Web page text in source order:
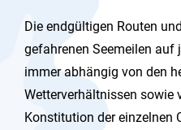
Die endgültigen Routen
gefahrenen Seemeilen auf
immer abhängig von den
Wetterverhältnissen sowie
Konstitution der einzelnen